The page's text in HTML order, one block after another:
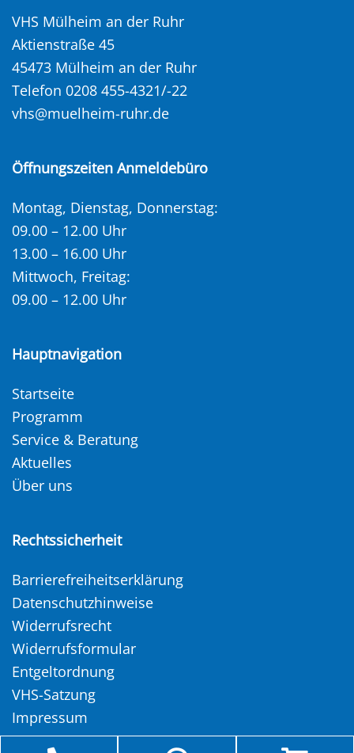
VHS Mülheim an der Ruhr
Aktienstraße 45
45473 Mülheim an der Ruhr
Telefon 0208 455-4321/-22
vhs@muelheim-ruhr.de
Öffnungszeiten Anmeldebüro
Montag, Dienstag, Donnerstag:
09.00 – 12.00 Uhr
13.00 – 16.00 Uhr
Mittwoch, Freitag:
09.00 – 12.00 Uhr
Hauptnavigation
Startseite
Programm
Service & Beratung
Aktuelles
Über uns
Rechtssicherheit
Barrierefreiheitserklärung
Datenschutzhinweise
Widerrufsrecht
Widerrufsformular
Entgeltordnung
VHS-Satzung
Impressum